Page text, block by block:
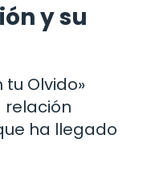
y su
Olvido»
relación
ha llegado